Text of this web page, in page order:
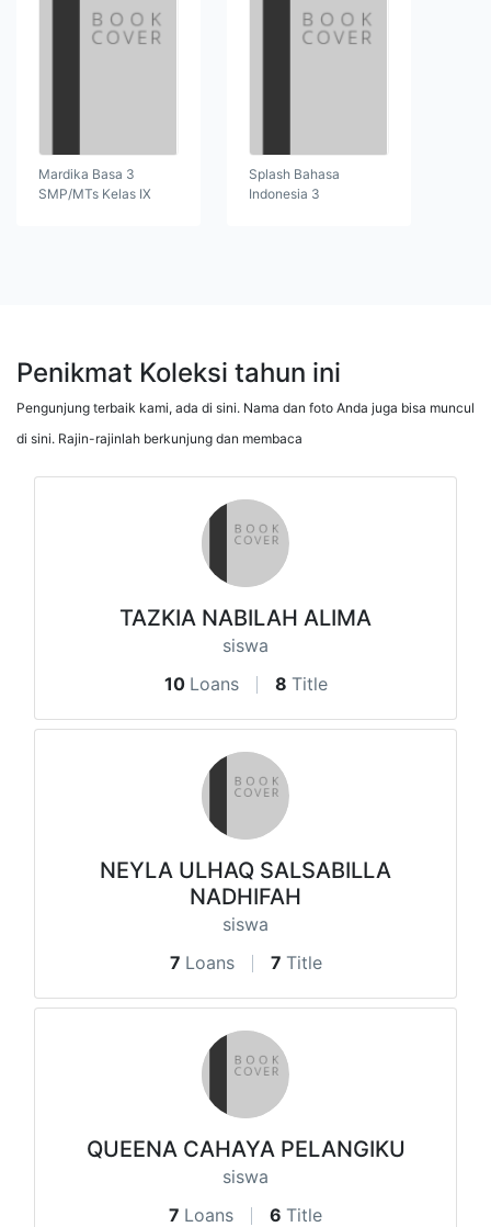
Mardika Basa 3
SMP/MTs Kelas IX
Splash Bahasa
Indonesia 3
Penikmat Koleksi tahun ini
Pengunjung terbaik kami, ada di sini. Nama dan foto Anda juga bisa muncul
di sini. Rajin-rajinlah berkunjung dan membaca
TAZKIA NABILAH ALIMA
siswa
10 Loans 8 Title
NEYLA ULHAQ SALSABILLA
NADHIFAH
siswa
7 Loans 7 Title
QUEENA CAHAYA PELANGIKU
siswa
7 Loans 6 Title